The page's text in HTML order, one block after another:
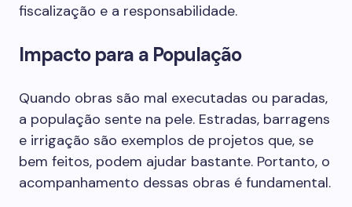
fiscalização e a responsabilidade.
Impacto para a População
Quando obras são mal executadas ou paradas,
a população sente na pele. Estradas, barragens
e irrigação são exemplos de projetos que, se
bem feitos, podem ajudar bastante. Portanto, o
acompanhamento dessas obras é fundamental.